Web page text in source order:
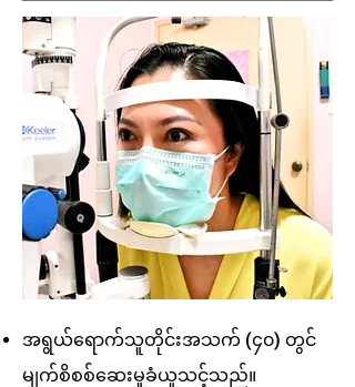
အရွယ်ရောက်သူတိုင်းအသက် (၄၀) တွင်
မျက်စိစစ်ဆေးမှုခံယူသင့်သည်။